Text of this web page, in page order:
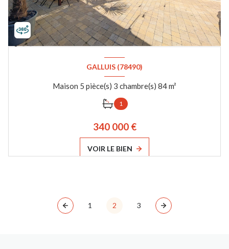
GALLUIS (78490)
Maison 5 pièce(s) 3 chambre(s) 84 m²
1
340 000 €
VOIR LE BIEN
1 2 3